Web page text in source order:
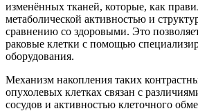
изменённых тканей, которые, как
метаболической активностью и
сравнению со здоровыми. Это
раковые клетки с помощью
оборудования.
Механизм накопления таких
опухолевых клетках связан с
сосудов и активностью клеточного